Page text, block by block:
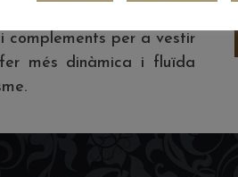
especialitzat en el món
per a vestir
més dinàmica i fluïda